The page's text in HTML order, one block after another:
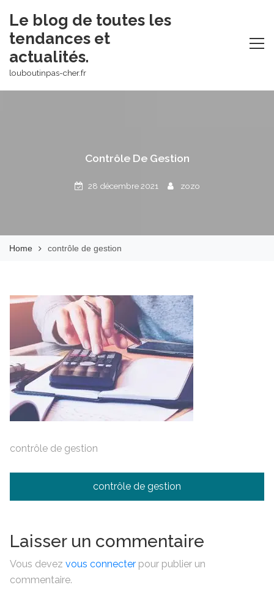
content
Le blog de toutes les
tendances et
actualités.
louboutinpas-cher.fr
Contrôle De Gestion
28 décembre 2021 zozo
Home contrôle de gestion
contrôle de gestion
Navigation
de
contrôle de gestion
Laisser un commentaire
Vous devez vous connecter pour publier un
commentaire.